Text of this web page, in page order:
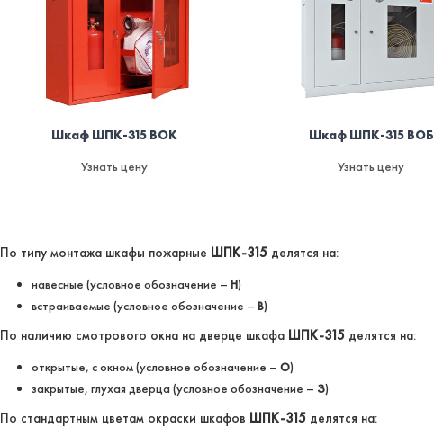
Шкаф ШПК-315 ВОК
Узнать цену
Шкаф ШПК-315 ВОБ
Узнать цену
По типу монтажа шкафы пожарные ШПК-315 делятся на:
навесные (условное обозначение – Н)
встраиваемые (условное обозначение – В)
По наличию смотрового окна на дверце шкафа ШПК-315 делятся на:
открытые, с окном (условное обозначение – О)
закрытые, глухая дверца (условное обозначение – З)
По стандартным цветам окраски шкафов ШПК-315 делятся на: